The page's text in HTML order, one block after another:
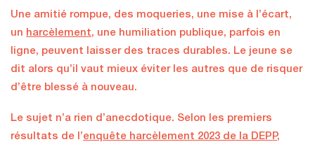
Une amitié rompue, des moqueries, une mise à l’écart,
un harcèlement, une humiliation publique, parfois en
ligne, peuvent laisser des traces durables. Le jeune se
dit alors qu’il vaut mieux éviter les autres que de risquer
d’être blessé à nouveau.
Le sujet n’a rien d’anecdotique. Selon les premiers
résultats de l’enquête harcèlement 2023 de la DEPP,